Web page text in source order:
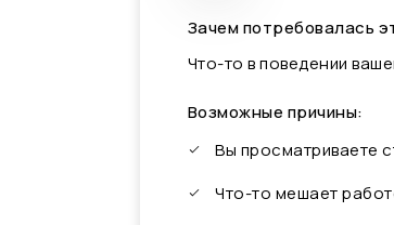
Зачем потребовалась
Что-то в поведении
Возможные причины:
Вы просматриваете
Что-то мешает